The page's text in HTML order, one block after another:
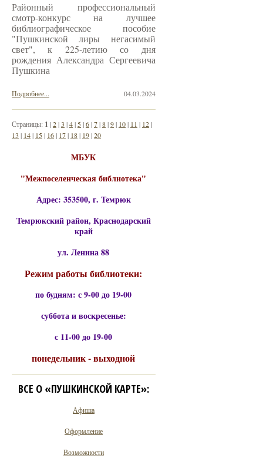
Районный профессиональный
смотр-конкурс на лучшее
библиографическое пособие
"Пушкинской лиры негасимый
свет", к 225-летию со дня
рождения Александра Сергеевича
Пушкина
04.03.2024
Подробнее...
Страницы: 1 |2|3 |4| 5|6|7|8|9| 10| 11 | 12|
13 | 14| 15| 16| 17| 18| 19|20
МБУК
"Межпоселенческая библиотека"
Адрес: 353500, г. Темрюк
Темрюкский район, Краснодарский
край
ул. Ленина 88
Режим работы библиотеки:
по будням: с 9-00 до 19-00
суббота и воскресенье:
с 11-00 до 19-00
понедельник - выходной
ВСЕ О «ПУШКИНСКОЙ КАРТЕ»:
Афиша
Оформление
Возможности